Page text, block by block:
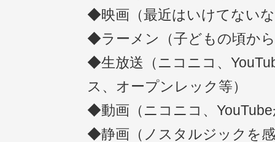
◆映画（最近はいけてない
◆ラーメン（子どもの頃か
◆生放送（ニコニコ、
ス、オープンレック等）
◆動画（ニコニコ、
◆静画（ノスタルジックを